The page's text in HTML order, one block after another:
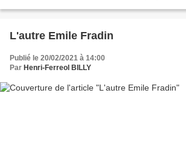
L'autre Emile Fradin
Publié le 20/02/2021 à 14:00
Par Henri-Ferreol BILLY